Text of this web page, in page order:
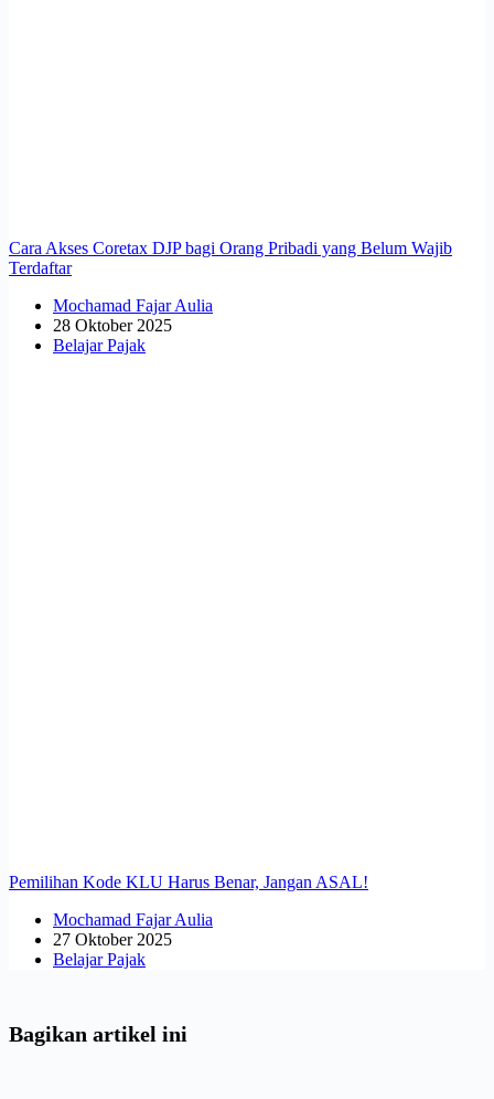
Cara Akses Coretax DJP bagi Orang Pribadi yang Belum Wajib
Terdaftar
Mochamad Fajar Aulia
28 Oktober 2025
Belajar Pajak
Pemilihan Kode KLU Harus Benar, Jangan ASAL!
Mochamad Fajar Aulia
27 Oktober 2025
Belajar Pajak
Bagikan artikel ini